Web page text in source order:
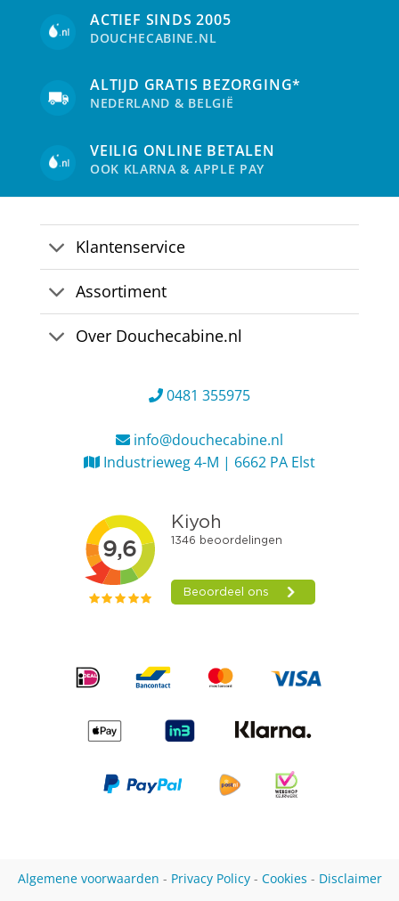
ACTIEF SINDS 2005
DOUCHECABINE.NL
ALTIJD GRATIS BEZORGING*
NEDERLAND & BELGIË
VEILIG ONLINE BETALEN
OOK KLARNA & APPLE PAY
Klantenservice
Assortiment
Over Douchecabine.nl
0481 355975
info@douchecabine.nl
Industrieweg 4-M | 6662 PA Elst
Algemene voorwaarden - Privacy Policy- Cookies - Disclaimer